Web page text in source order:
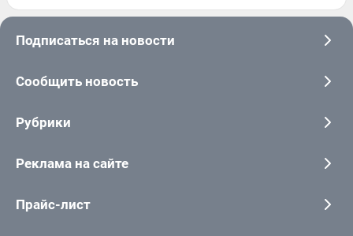
Подписаться на новости
Сообщить новость
Рубрики
Реклама на сайте
Прайс-лист